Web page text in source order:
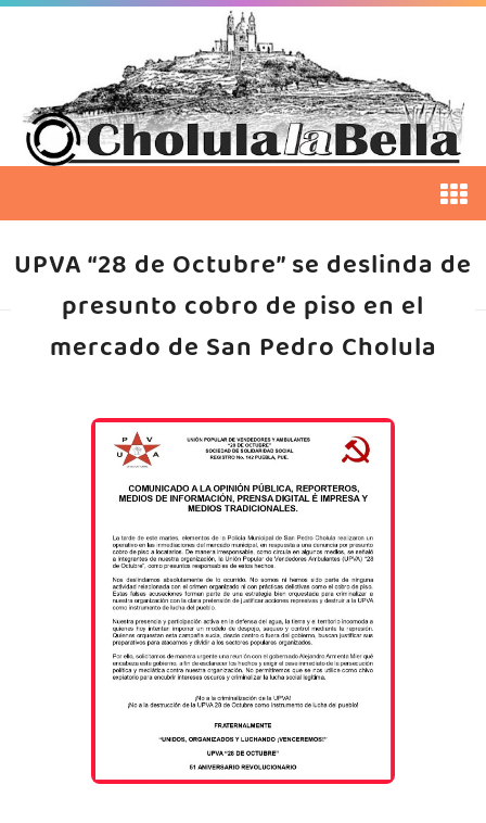
UPVA “28 de Octubre” se deslinda de
presunto cobro de piso en el
mercado de San Pedro Cholula